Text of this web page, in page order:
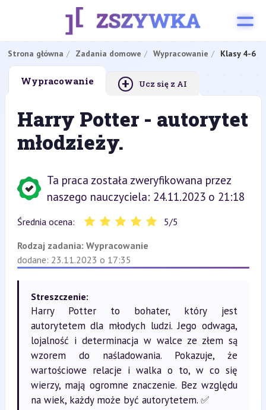
Strona główna Zadania domowe Wypracowanie Klasy 4-6
Wypracowanie + Ucz się z AI
Harry Potter - autorytet
młodzieży.
Ta praca została zweryfikowana przez
naszego nauczyciela: 24.11.2023 o 21:18
Średnia ocena: 5/5
Rodzaj zadania: Wypracowanie
dodane: 23.11.2023 o 17:35
Streszczenie:
Harry Potter to bohater, który jest
autorytetem dla młodych ludzi. Jego odwaga,
lojalność i determinacja w walce ze złem są
wzorem do naśladowania. Pokazuje, że
wartościowe relacje i walka o to, w co się
wierzy, mają ogromne znaczenie. Bez względu
na wiek, każdy może być autorytetem. ✅